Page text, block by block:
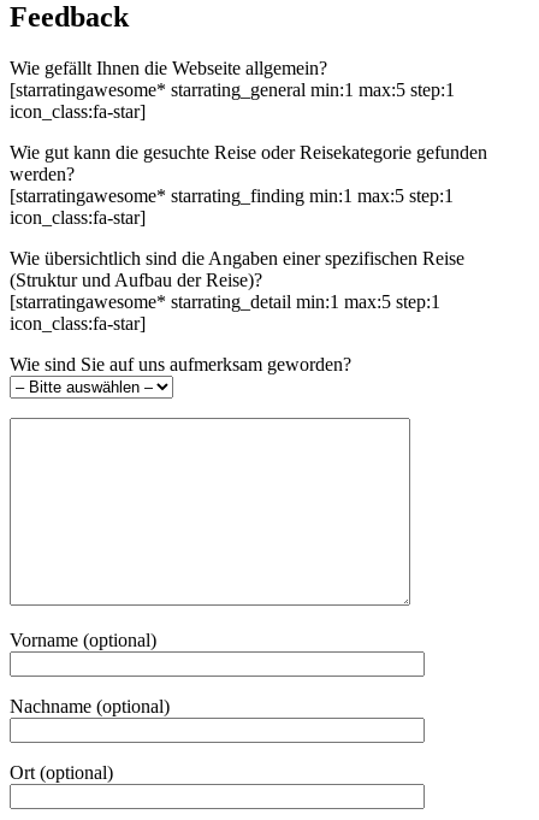
Feedback
Wie gefällt Ihnen die Webseite allgemein?
[starratingawesome* starrating_general min:1 max:5 step:1
icon_class:fa-star]
Wie gut kann die gesuchte Reise oder Reisekategorie gefunden
werden?
[starratingawesome* starrating_finding min:1 max:5 step:1
icon_class:fa-star]
Wie übersichtlich sind die Angaben einer spezifischen Reise
(Struktur und Aufbau der Reise)?
[starratingawesome* starrating_detail min:1 max:5 step:1
icon_class:fa-star]
Wie sind Sie auf uns aufmerksam geworden?
Vorname (optional)
Nachname (optional)
Ort (optional)